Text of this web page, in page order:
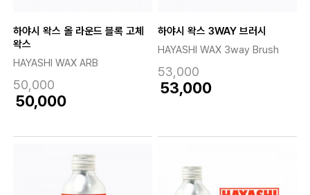
하야시 왁스 올 라운드 블록 고체
왁스
HAYASHI WAX ARB
50,000
50,000
하야시 왁스 3WAY 브러시
HAYASHI WAX 3way Brush
53,000
53,000